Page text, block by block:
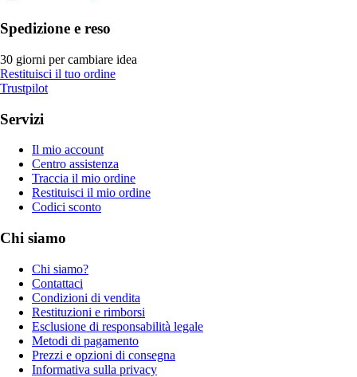
Spedizione e reso
30 giorni per cambiare idea
Restituisci il tuo ordine
Trustpilot
Servizi
Il mio account
Centro assistenza
Traccia il mio ordine
Restituisci il mio ordine
Codici sconto
Chi siamo
Chi siamo?
Contattaci
Condizioni di vendita
Restituzioni e rimborsi
Esclusione di responsabilità legale
Metodi di pagamento
Prezzi e opzioni di consegna
Informativa sulla privacy